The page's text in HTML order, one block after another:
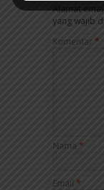
Alamat
yang wajib
Komentar *
Nama *
Email *